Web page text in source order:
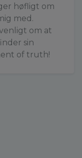
høfligt om
med.
om at
sin
of truth!